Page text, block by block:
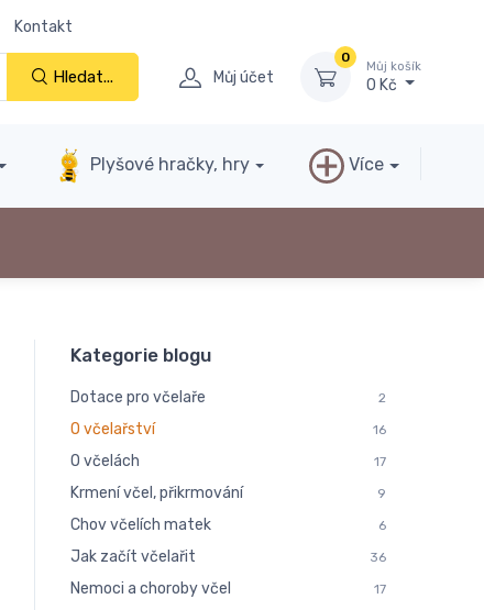
Kontakt
Hledat... Můj účet
0
Můj košík
0 Kč
Plyšové hračky, hry Více
Kategorie blogu
Dotace pro včelaře 2
O včelařství 16
O včelách 17
Krmení včel, přikrmování 9
Chov včelích matek 6
Jak začít včelařit 36
Nemoci a choroby včel 17